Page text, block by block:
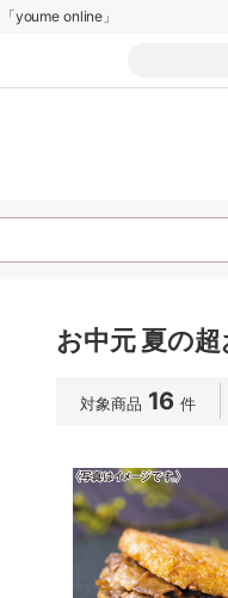
youme online」
お中元 夏の
対象商品 16 件